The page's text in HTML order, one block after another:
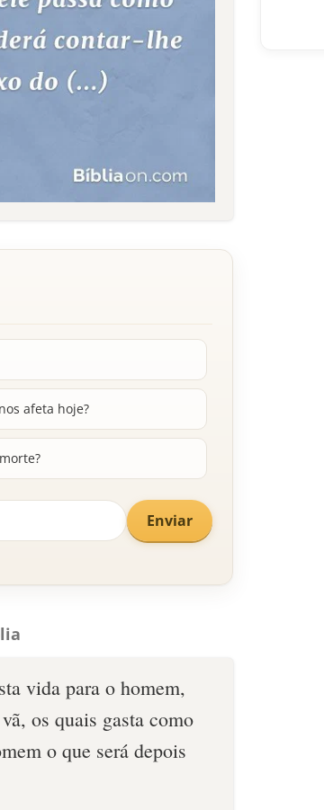
afeta hoje?
Enviar
vida para o homem,
os quais gasta como
o que será depois